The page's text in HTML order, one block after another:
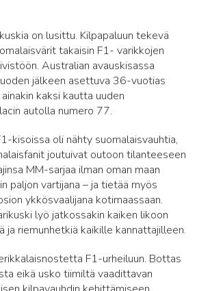
on lusittu. Kilpapaluun tekevä
takaisin F1- varikkojen
Australian avauskisassa
jälkeen asettuva 36-vuotias
kaksi kautta uuden
autolla numero 77.
kisoissa oli nähty suomalaisvauhtia,
joutuivat outoon tilanteeseen
MM-sarjaa ilman oman maan
paljon vartijana – ja tietää myös
ykkösvaalijana kotimaassaan.
lyö jatkossakin kaiken likoon
ja riemunhetkiä kaikille kannattajilleen.
F1-urheiluun. Bottas
eikä usko tiimiltä vaadittavan